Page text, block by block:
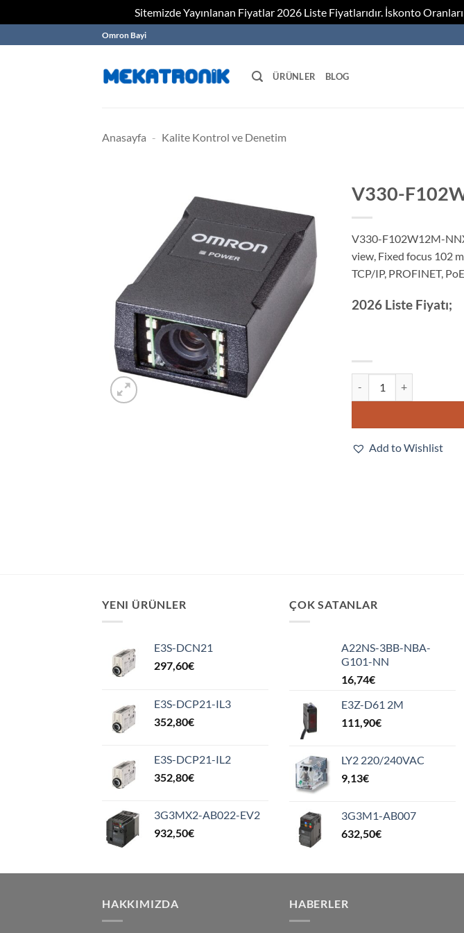
Sitemizde Yayınlanan Fiyatlar 2026 Liste Fiyatlarıdır. İskonto
to
Omron Bayi
ÜRÜNLER BLOG
Anasayfa - Kalite Kontrol ve Denetim
V330-
V330-F102W12M-
view, Fixed focus 102
TCP/IP, PROFINET,
2026 Liste Fiyatı;
Add to Wishlist
YENI ÜRÜNLER
E3S-DCN21
297,60€
E3S-DCP21-IL3
352,80€
E3S-DCP21-IL2
352,80€
3G3MX2-AB022-EV2
932,50€
ÇOK SATANLAR
A22NS-3BB-NBA-
G101-NN
16,74€
E3Z-D61 2M
111,90€
LY2 220/240VAC
9,13€
3G3M1-AB007
632,50€
HAKKIMIZDA HABERLER